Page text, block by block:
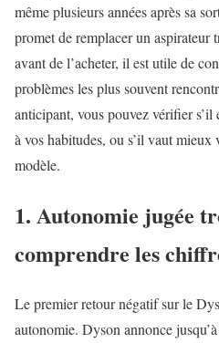
même plusieurs années après sa
promet de remplacer un aspirateur
avant de l’acheter, il est utile de
problèmes les plus souvent
anticipant, vous pouvez vérifier s’il
à vos habitudes, ou s’il vaut mieux
modèle.
1. Autonomie jugée
comprendre les
Le premier retour négatif sur le
autonomie. Dyson annonce